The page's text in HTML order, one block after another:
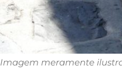
Imagem meramente